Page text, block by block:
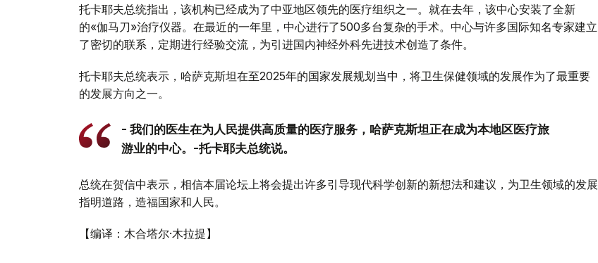
托卡耶夫总统指出，该机构已经成为了中亚地区领先的医疗组织之一。就在去年，该中心安装了全新
的«伽马刀»治疗仪器。在最近的一年里，中心进行了500多台复杂的手术。中心与许多国际知名专家建立
了密切的联系，定期进行经验交流，为引进国内神经外科先进技术创造了条件。
托卡耶夫总统表示，哈萨克斯坦在至2025年的国家发展规划当中，将卫生保健领域的发展作为了最重要
的发展方向之一。
- 我们的医生在为人民提供高质量的医疗服务，哈萨克斯坦正在成为本地区医疗旅
游业的中心。-托卡耶夫总统说。
总统在贺信中表示，相信本届论坛上将会提出许多引导现代科学创新的新想法和建议，为卫生领域的发展
指明道路，造福国家和人民。
【编译：木合塔尔·木拉提】